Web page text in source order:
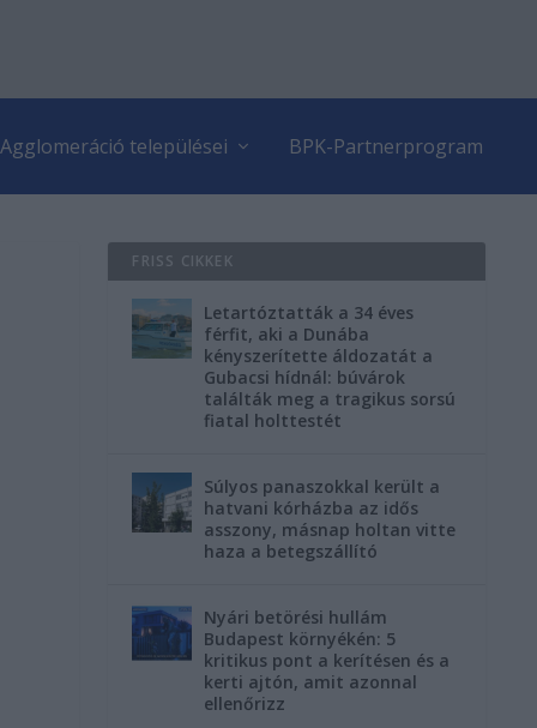
Agglomeráció települései BPK-Partnerprogram
FRISS CIKKEK
Letartóztatták a 34 éves
férfit, aki a Dunába
kényszerítette áldozatát a
Gubacsi hídnál: búvárok
találták meg a tragikus sorsú
fiatal holttestét
Súlyos panaszokkal került a
hatvani kórházba az idős
asszony, másnap holtan vitte
haza a betegszállító
Nyári betörési hullám
Budapest környékén: 5
kritikus pont a kerítésen és a
kerti ajtón, amit azonnal
ellenőrizz